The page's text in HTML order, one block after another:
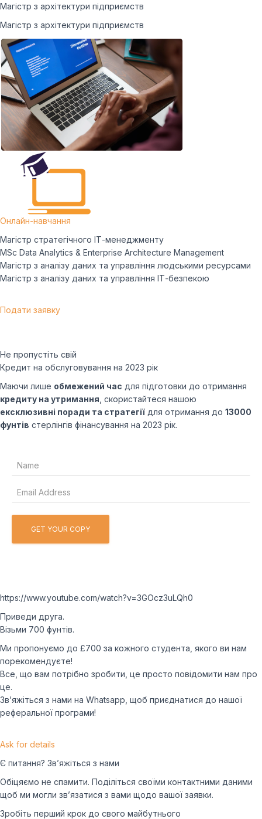
Магістр з архітектури підприємств
Магістр з архітектури підприємств
Онлайн-навчання
Магістр стратегічного ІТ-менеджменту
MSc Data Analytics & Enterprise Architecture Management
Магістр з аналізу даних та управління людськими ресурсами
Магістр з аналізу даних та управління ІТ-безпекою
Подати заявку
Не пропустіть свій
Кредит на обслуговування на 2023 рік
Маючи лише обмежений час для підготовки до отримання
кредиту на утримання , скористайтеся нашою
ексклюзивні поради та стратегії для отримання до 13000
фунтів стерлінгів фінансування на 2023 рік.
https://www.youtube.com/watch?v=3GOcz3uLQh0
Приведи друга.
Візьми 700 фунтів.
Ми пропонуємо до £700 за кожного студента, якого ви нам
порекомендуєте!
Все, що вам потрібно зробити, це просто повідомити нам про
це.
Зв’яжіться з нами на Whatsapp, щоб приєднатися до нашої
реферальної програми!
Ask for details
Є питання? Зв’яжіться з нами
Обіцяємо не спамити. Поділіться своїми контактними даними
щоб ми могли зв’язатися з вами щодо вашої заявки.
Зробіть перший крок до свого майбутнього